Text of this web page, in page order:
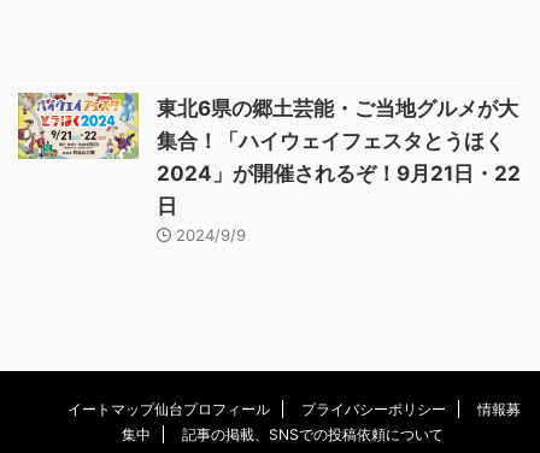
東北6県の郷土芸能・ご当地グルメが大
集合！「ハイウェイフェスタとうほく
2024」が開催されるぞ！9月21日・22
日
2024/9/9
イートマップ仙台プロフィール プライバシーポリシー
情報募
集中
記事の掲載、SNSでの投稿依頼について